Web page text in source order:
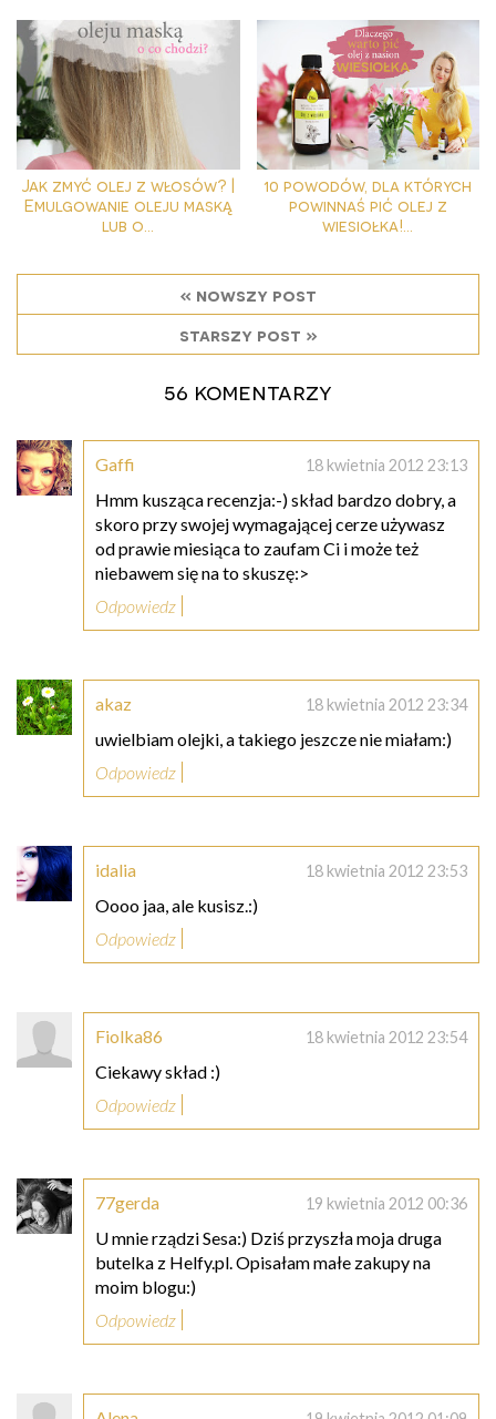
Jak zmyć olej z włosów? |
Emulgowanie oleju maską
lub o...
10 powodów, dla których
powinnaś pić olej z
wiesiołka!...
« nowszy post
starszy post »
56 komentarzy
Gaffi 18 kwietnia 2012 23:13
Hmm kusząca recenzja:-) skład bardzo dobry, a
skoro przy swojej wymagającej cerze używasz
od prawie miesiąca to zaufam Ci i może też
niebawem się na to skuszę:>
Odpowiedz
akaz 18 kwietnia 2012 23:34
uwielbiam olejki, a takiego jeszcze nie miałam:)
Odpowiedz
idalia 18 kwietnia 2012 23:53
Oooo jaa, ale kusisz.:)
Odpowiedz
Fiolka86 18 kwietnia 2012 23:54
Ciekawy skład :)
Odpowiedz
77gerda 19 kwietnia 2012 00:36
U mnie rządzi Sesa:) Dziś przyszła moja druga
butelka z Helfy.pl. Opisałam małe zakupy na
moim blogu:)
Odpowiedz